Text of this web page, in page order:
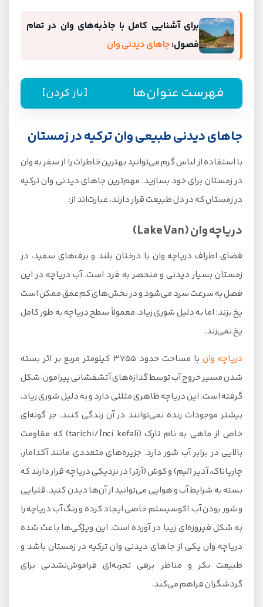
برای آشنایی کامل با جاذبه‌های وان در تمام
فصول:جاهای دیدنی وان
فهرست عنوان‌ها [باز کردن]
دریاچه وان (Lake Van)
پیست اسکی آبالی (Abalı Kayak Merkezi)
جزیره آدیر (Adır Adası)
موزه وان (Van Archeology Museum)
قلعه وان (Van Kalesi)
کلیسای آکدامار (Akdamar Kilisesi)
پل شیطان (Devil’s Bridge)
زمستان
خانه گربه‌های وان (House of Van Cats)
مرکز خرید AVM وان
مرکز خرید آیدین پریهان (Aydın Perihan İş Merkezi)
مرکز خرید وان متروپولیتن مال (Van Metropolitan Mall)
مرکز خرید رانس (Ranss AVM)
جاهای دیدنی طبیعی وان ترکیه در زمستان
با استفاده از لباس گرم می‌توانید بهترین خاطرات را از سفر به وان
در زمستان برای خود بسازید. مهم‌ترین جاهای دیدنی وان ترکیه
در زمستان که در دل طبیعت قرار دارند، عبارت‌اند از:
دریاچه وان (Lake Van)
فضای اطراف دریاچه وان با درختان بلند و برف‌های سفید، در
زمستان بسیار دیدنی و منحصر به فرد است. آب دریاچه در این
فصل به سرعت سرد می‌شود و در بخش‌های کم‌عمق ممکن است
یخ بزند؛ اما به دلیل شوری زیاد، معمولاً سطح دریاچه به طور کامل
یخ نمی‌زند.
دریاچه وان
با مساحت حدود 3755 کیلومتر مربع بر اثر بسته
شدن مسیر خروج آب توسط گدازه‌های آتشفشانی پیرامون، شکل
گرفته است. این دریاچه ظاهری مثلثی دارد و به دلیل شوری زیاد،
بیشتر موجودات زنده نمی‌توانند در آن زندگی کنند، جز گونه‌ای
خاص از ماهی به نام تارک (tarichi/İnci kefali) که مقاومت
بالایی در برابر آب شور دارد. جزیره‌های متعددی مانند آکدامار،
چارپاناک، آدیر (لیم) و کوش (آرتر) در نزدیکی دریاچه قرار دارند که
بسته به شرایط آب و هوایی می‌توانید از آن‌ها دیدن کنید. قلیایی
و شور بودن آب، اکوسیستم خاصی ایجاد کرده و رنگ آب دریاچه را
به شکل فیروزه‌ای زیبا در آورده است. این ویژگی‌ها باعث شده
دریاچه وان یکی از جاهای دیدنی وان ترکیه در زمستان باشد و
طبیعت بکر و مناظر برفی تجربه‌ای فراموش‌نشدنی برای
گردشگران فراهم می‌کند.